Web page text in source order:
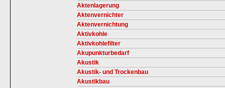
Aktenlagerung
Aktenvernichter
Aktenvernichtung
Aktivkohle
Aktivkohlefilter
Akupunkturbedarf
Akustik
Akustik- und Trockenbau
Akustikbau